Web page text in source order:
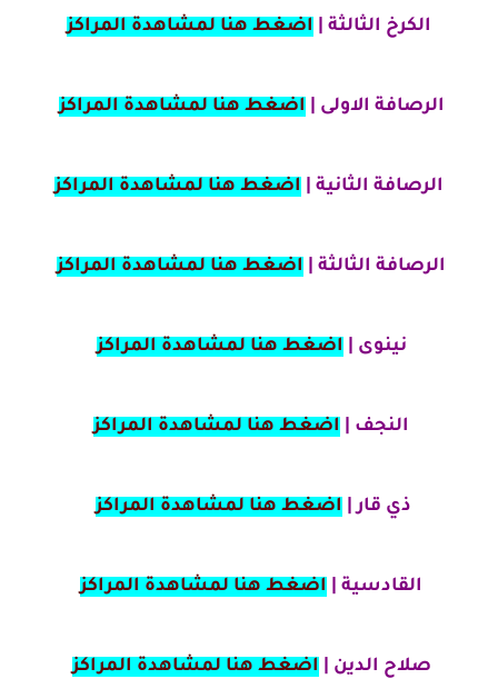
الكرخ الثالثة | اضغط هنا لمشاهدة المراكز
الرصافة الاولى | اضغط هنا لمشاهدة المراكز
الرصافة الثانية | اضغط هنا لمشاهدة المراكز
الرصافة الثالثة | اضغط هنا لمشاهدة المراكز
نينوى | اضغط هنا لمشاهدة المراكز
النجف | اضغط هنا لمشاهدة المراكز
ذي قار | اضغط هنا لمشاهدة المراكز
القادسية | اضغط هنا لمشاهدة المراكز
صلاح الدين | اضغط هنا لمشاهدة المراكز